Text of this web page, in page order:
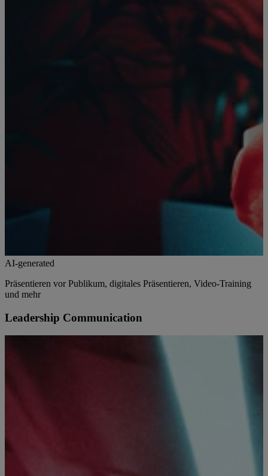
AI-generated
Präsentieren vor Publikum, digitales Präsentieren, Video-Training
und mehr
Leadership Communication